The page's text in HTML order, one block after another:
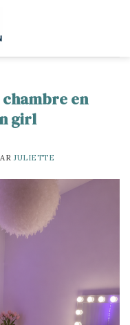
en
girl
JULIETTE